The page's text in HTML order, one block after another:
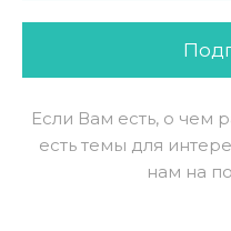
Если Вам есть, о чем
есть темы для
нам на